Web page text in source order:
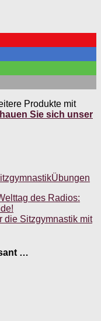
Produkte mit
Sie sich unser
Übungen
des Radios:
die Sitzgymnastik mit
…